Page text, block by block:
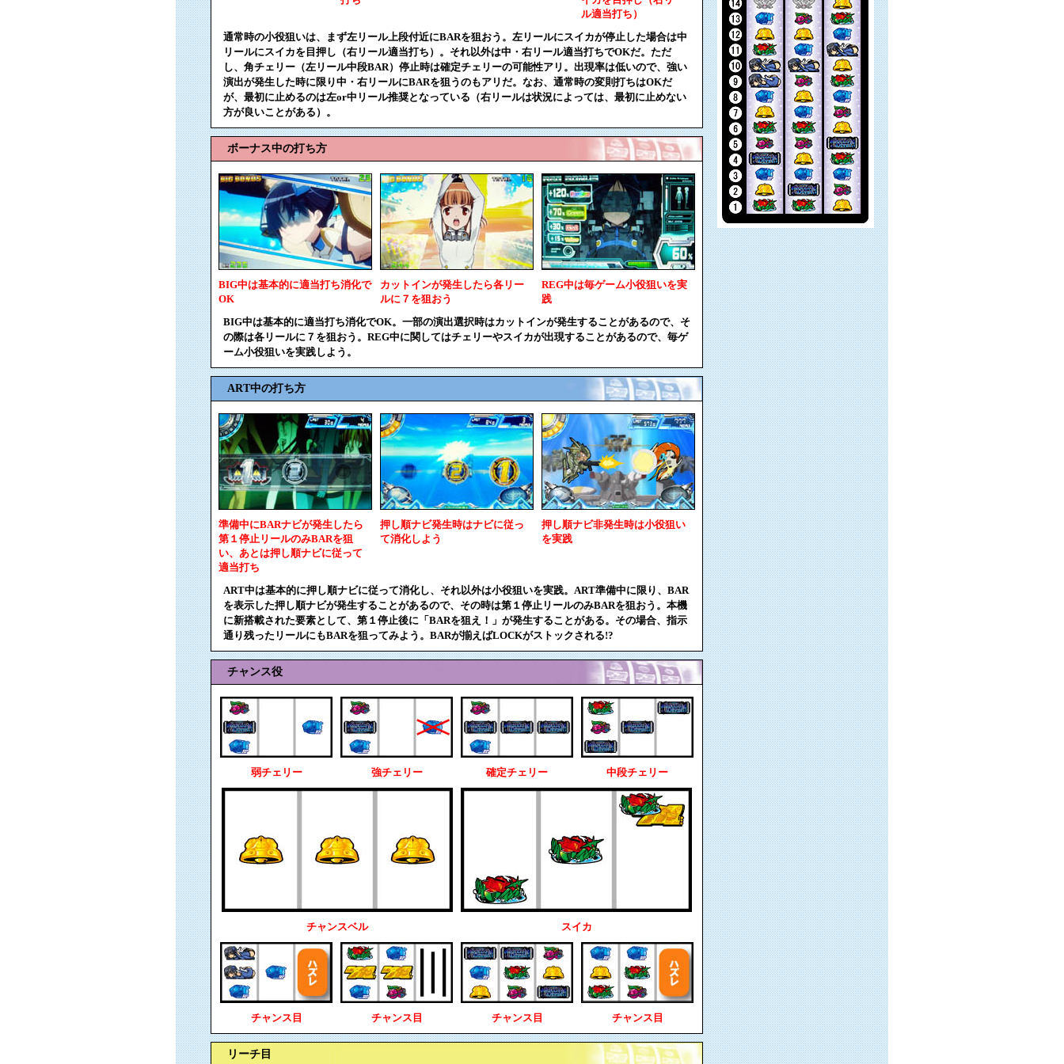
ル適当打ち）
通常時の小役狙いは、まず左リール上段付近にBARを狙おう。左リールにスイカが停止した場合は中
リールにスイカを目押し（右リール適当打ち）。それ以外は中・右リール適当打ちでOKだ。ただ
し、角チェリー（左リール中段BAR）停止時は確定チェリーの可能性アリ。出現率は低いので、強い
演出が発生した時に限り中・右リールにBARを狙うのもアリだ。なお、通常時の変則打ちはOKだ
が、最初に止めるのは左or中リール推奨となっている（右リールは状況によっては、最初に止めない
方が良いことがある）。
ボーナス中の打ち方
BIG中は基本的に適当打ち消化で
OK
カットインが発生したら各リー
ルに７を狙おう
REG中は毎ゲーム小役狙いを実
践
BIG中は基本的に適当打ち消化でOK。一部の演出選択時はカットインが発生することがあるので、そ
の際は各リールに７を狙おう。REG中に関してはチェリーやスイカが出現することがあるので、毎ゲ
ーム小役狙いを実践しよう。
ART中の打ち方
準備中にBARナビが発生したら
第１停止リールのみBARを狙
い、あとは押し順ナビに従って
適当打ち
押し順ナビ発生時はナビに従っ
て消化しよう
押し順ナビ非発生時は小役狙い
を実践
ART中は基本的に押し順ナビに従って消化し、それ以外は小役狙いを実践。ART準備中に限り、BAR
を表示した押し順ナビが発生することがあるので、その時は第１停止リールのみBARを狙おう。本機
に新搭載された要素として、第１停止後に「BARを狙え！」が発生することがある。その場合、指示
通り残ったリールにもBARを狙ってみよう。BARが揃えばLOCKがストックされる!?
チャンス役
弱チェリー 強チェリー 確定チェリー 中段チェリー
チャンスベル スイカ
チャンス目 チャンス目 チャンス目 チャンス目
リーチ目